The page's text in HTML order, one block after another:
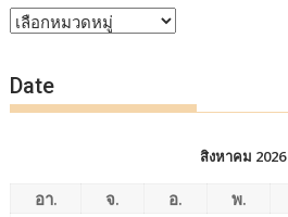
หัวข้อ
Date
สิงหาคม 2026
อา. จ. อ. พ.